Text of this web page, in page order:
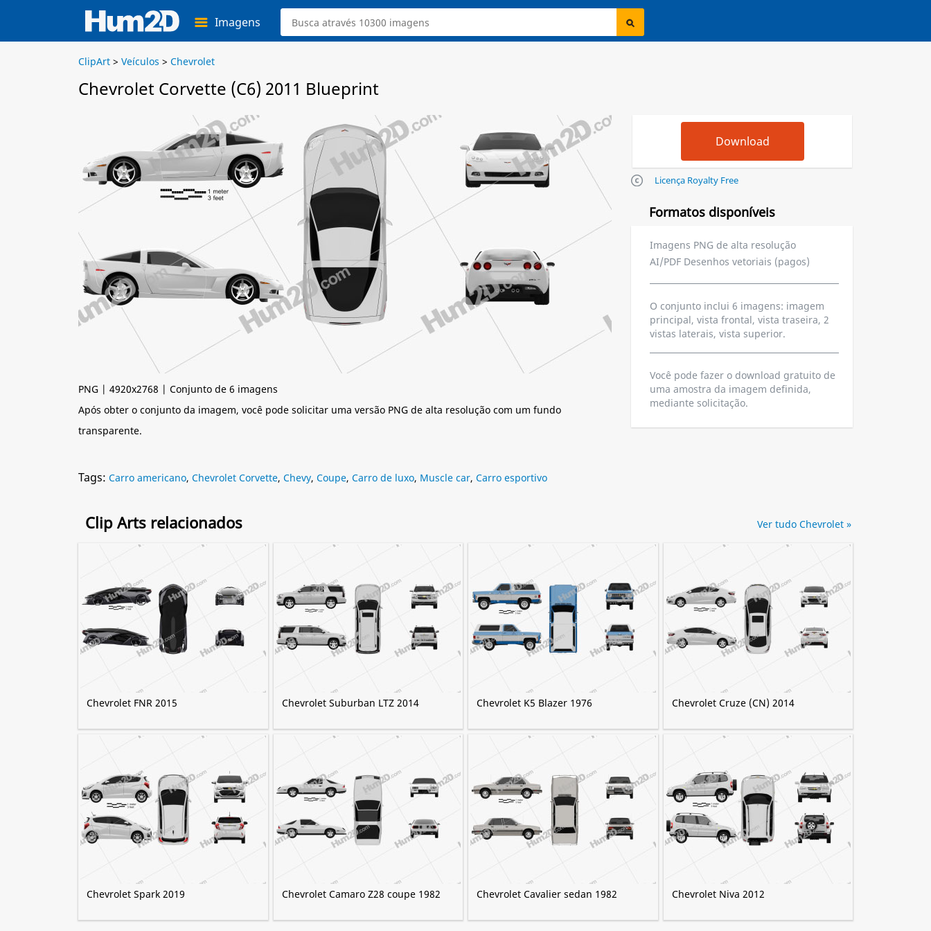
Imagens
ClipArt > Veículos > Chevrolet
Chevrolet Corvette (C6) 2011 Blueprint
PNG | 4920x2768 | Conjunto de 6 imagens
Após obter o conjunto da imagem, você pode solicitar uma versão PNG de alta resolução com um fundo
transparente.
Licença Royalty Free
Formatos disponíveis
Imagens PNG de alta resolução
AI/PDF Desenhos vetoriais (pagos)
O conjunto inclui 6 imagens: imagem
principal, vista frontal, vista traseira, 2
vistas laterais, vista superior.
Você pode fazer o download gratuito de
uma amostra da imagem definida,
mediante solicitação.
Tags: Carro americano, Chevrolet Corvette, Chevy, Coupe, Carro de luxo, Muscle car, Carro esportivo
Clip Arts relacionados
Chevrolet FNR 2015 Chevrolet Suburban LTZ 2014 Chevrolet K5 Blazer 1976 Chevrolet Cruze (CN) 2014
Chevrolet Spark 2019 Chevrolet Camaro Z28 coupe 1982 Chevrolet Cavalier sedan 1982 Chevrolet Niva 2012
Ver tudo Chevrolet »